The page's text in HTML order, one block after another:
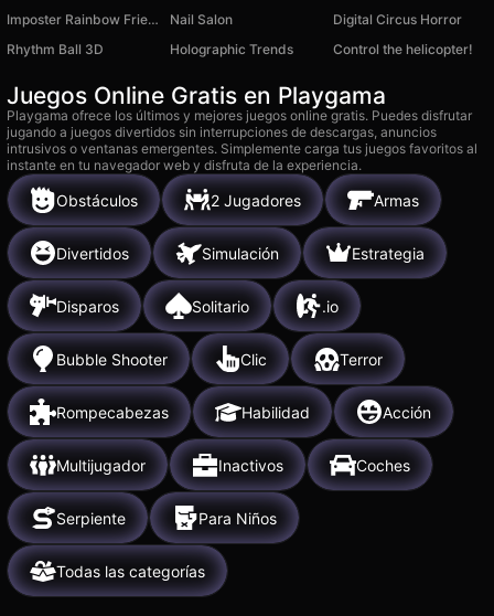
Imposter Rainbow Friends
Nail Salon
Digital Circus Horror
Rhythm Ball 3D
Holographic Trends Control the helicopter!
Juegos Online Gratis en Playgama
Playgama ofrece los últimos y mejores juegos online gratis. Puedes disfrutar
jugando a juegos divertidos sin interrupciones de descargas, anuncios
intrusivos o ventanas emergentes. Simplemente carga tus juegos favoritos al
instante en tu navegador web y disfruta de la experiencia.
Obstáculos 2 Jugadores Armas
Divertidos Simulación Estrategia
Disparos Solitario .io
Bubble Shooter Clic Terror
Rompecabezas Habilidad Acción
Multijugador Inactivos Coches
Serpiente Para Niños
Todas las categorías